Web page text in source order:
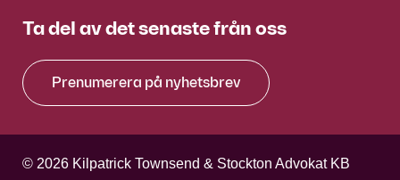
Ta del av det senaste från oss
Prenumerera på nyhetsbrev
© 2026 Kilpatrick Townsend & Stockton Advokat KB